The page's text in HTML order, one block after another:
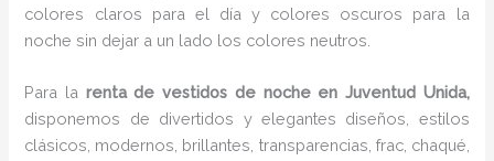
colores claros para el día y colores oscuros para la
noche sin dejar a un lado los colores neutros.
Para la renta de vestidos de noche en Juventud Unida,
disponemos de divertidos y elegantes diseños, estilos
clásicos, modernos, brillantes, transparencias, frac, chaqué,